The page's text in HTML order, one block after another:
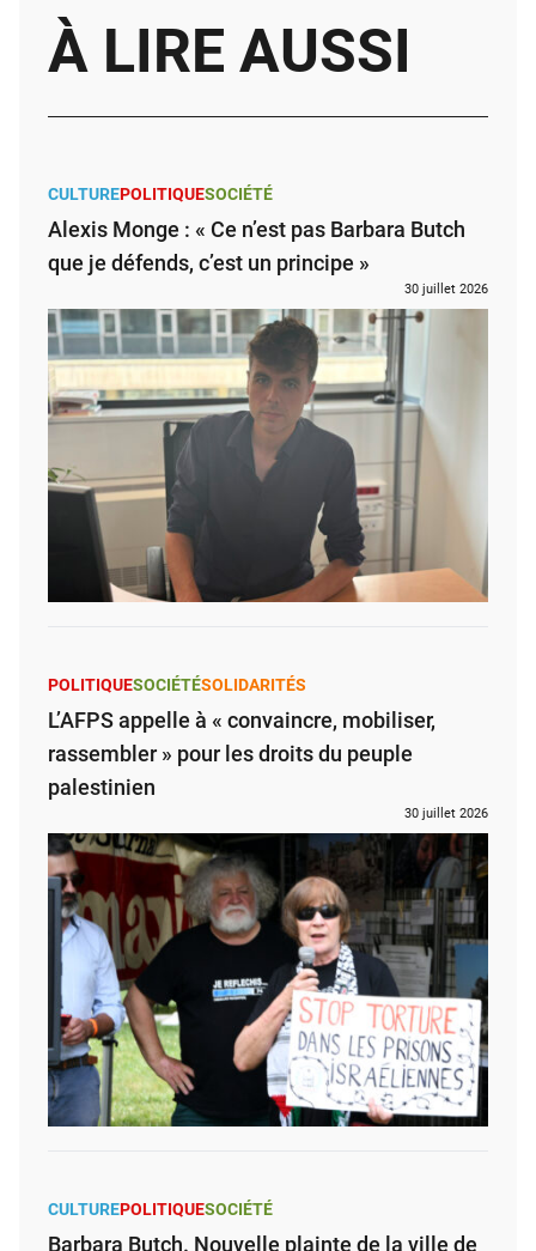
À LIRE AUSSI
CULTUREPOLITIQUESOCIÉTÉ
Alexis Monge : « Ce n’est pas Barbara Butch
que je défends, c’est un principe »
30 juillet 2026
POLITIQUESOCIÉTÉSOLIDARITÉS
L’AFPS appelle à « convaincre, mobiliser,
rassembler » pour les droits du peuple
palestinien
30 juillet 2026
CULTUREPOLITIQUESOCIÉTÉ
Barbara Butch. Nouvelle plainte de la ville de